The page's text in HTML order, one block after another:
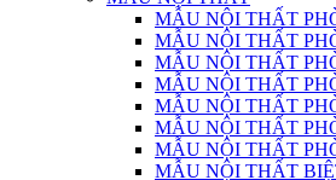
MẪU NỘI THẤT
MẪU NỘI THẤT
MẪU NỘI THẤT
MẪU NỘI THẤT
MẪU NỘI THẤT
MẪU NỘI THẤT
MẪU NỘI THẤT
MẪU NỘI THẤT